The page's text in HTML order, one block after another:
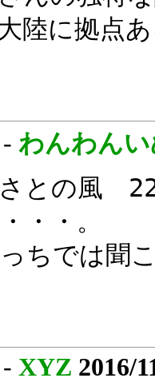
陸に拠点
わんわん
との風　
・・。
ちでは聞
XYZ 2016/